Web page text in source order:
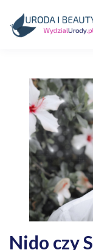
content
Nido czy